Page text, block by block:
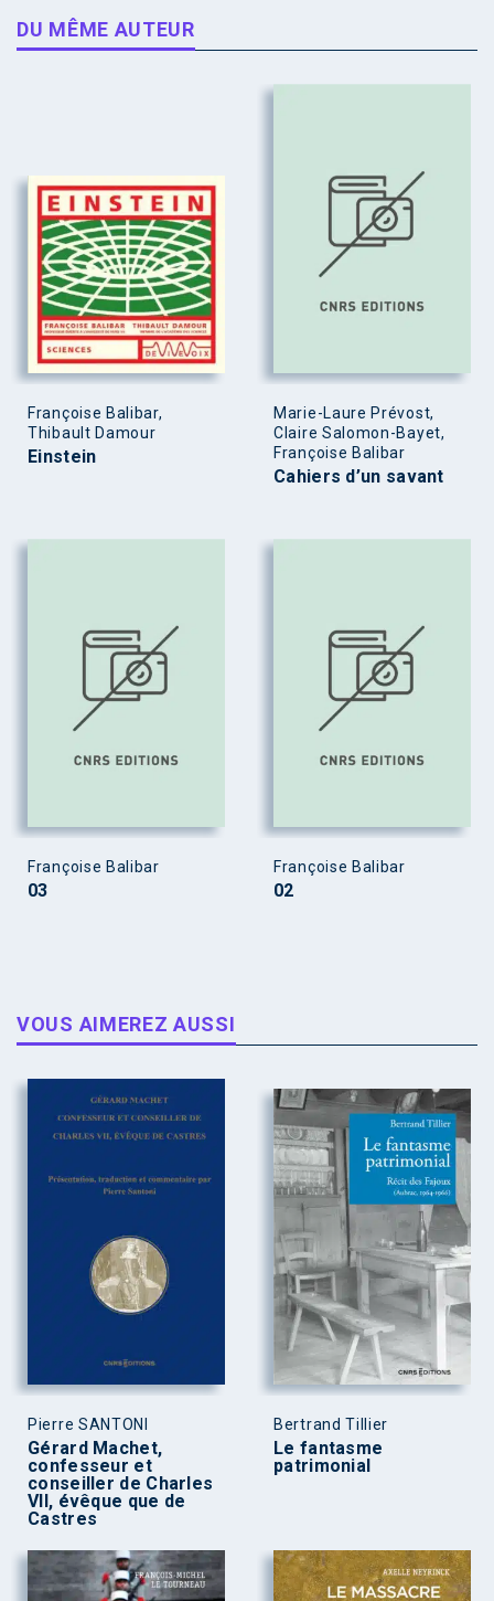
DU MÊME AUTEUR
Françoise Balibar,
Thibault Damour
Einstein
Marie-Laure Prévost,
Claire Salomon-Bayet,
Françoise Balibar
Cahiers d’un savant
Françoise Balibar
03
Françoise Balibar
02
VOUS AIMEREZ AUSSI
Pierre SANTONI
Gérard Machet,
confesseur et
conseiller de Charles
VII, évêque que de
Castres
Bertrand Tillier
Le fantasme
patrimonial